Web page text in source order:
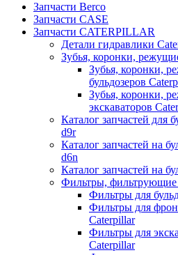
Запчасти Berco
Запчасти CASE
Запчасти CATERPILLAR
Детали гидравлики
Зубья, коронки,
Зубья, коронки,
бульдозеров
Зубья, коронки,
экскаваторов
Каталог запчастей для
d9r
Каталог запчастей на
d6n
Каталог запчастей на
Фильтры, фильтрующие
Фильтры для
Фильтры для
Caterpillar
Фильтры для
Caterpillar